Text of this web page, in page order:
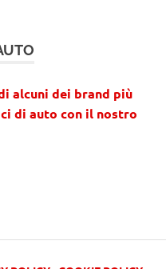
alcuni dei brand più
di auto con il nostro